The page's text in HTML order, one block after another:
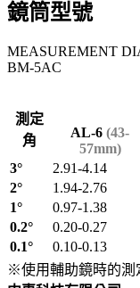
鏡筒型號
MEASUREMENT
BM-5AC
測定
角
AL-6 (43-
57mm)
3°
2.91-4.14
2°
1.94-2.76
1°
0.97-1.38
0.2°
0.20-0.27
0.1°
0.10-0.13
※使用輔助鏡時的測